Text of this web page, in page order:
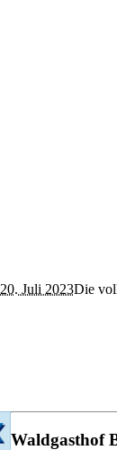
20. Juli 2023Die
Waldgasthof